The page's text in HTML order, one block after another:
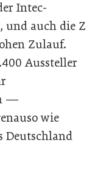
Intec-
und auch die Z
Zulauf.
Aussteller
—
wie
Deutschland